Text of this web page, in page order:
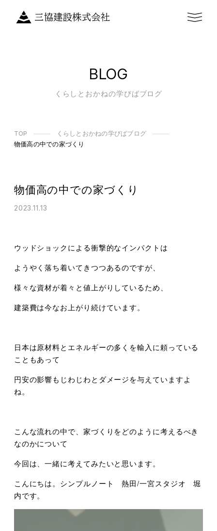
BLOG
くらしとおかねの学びばブログ
TOP
くらしとおかねの学びばブログ
物価高の中での家づくり
物価高の中での家づくり
2023.11.13
ウッドショックによる衝撃的なインパクトは
ようやく落ち着いてきつつあるのですが、
様々な資材が着々と値上がりしているため、
建築費は今なお上がり続けています。
日本は原材料とエネルギーの多くを輸入に頼っている
こともあって
円安の影響もじわじわとダメージを与えていますよ
ね。
こんな流れの中で、家づくりをどのように考えるべき
なのかについて
今回は、一緒に考えてみたいと思います。
こんにちは。シンプルノート 熱田/一宮スタジオ 堀
内です。